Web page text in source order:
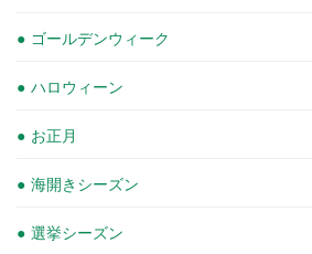
ゴールデンウィーク
ハロウィーン
お正月
海開きシーズン
選挙シーズン